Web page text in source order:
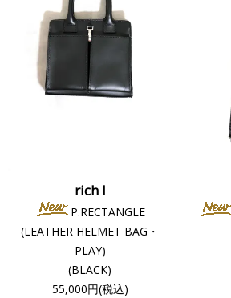
rich I
P.RECTANGLE
(LEATHER HELMET BAG・
PLAY)
(BLACK)
55,000円(税込)